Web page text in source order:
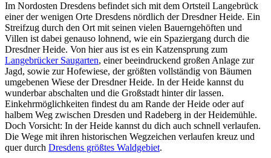
Im Nordosten Dresdens befindet sich mit dem Ortsteil Langebrück
einer der wenigen Orte Dresdens nördlich der Dresdner Heide. Ein
Streifzug durch den Ort mit seinen vielen Bauerngehöften und
Villen ist dabei genauso lohnend, wie ein Spaziergang durch die
Dresdner Heide. Von hier aus ist es ein Katzensprung zum
Langebrücker Saugarten, einer beeindruckend großen Anlage zur
Jagd, sowie zur Hofewiese, der größten vollständig von Bäumen
umgebenen Wiese der Dresdner Heide. In der Heide kannst du
wunderbar abschalten und die Großstadt hinter dir lassen.
Einkehrmöglichkeiten findest du am Rande der Heide oder auf
halbem Weg zwischen Dresden und Radeberg in der Heidemühle.
Doch Vorsicht: In der Heide kannst du dich auch schnell verlaufen.
Die Wege mit ihren historischen Wegzeichen verlaufen kreuz und
quer durch Dresdens größtes Waldgebiet.